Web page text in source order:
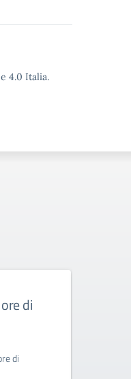
4.0 Italia.
di
di